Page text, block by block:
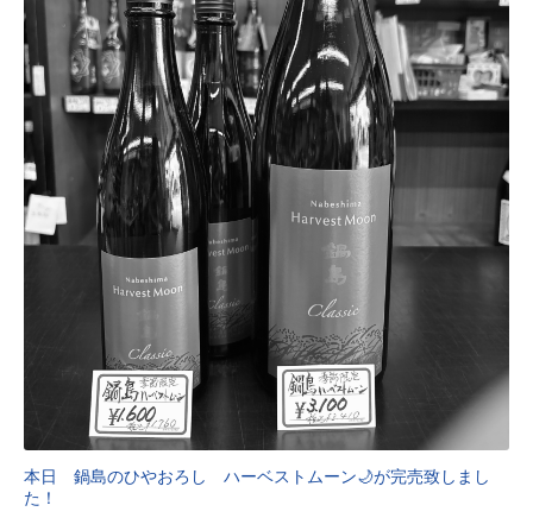
本日 鍋島のひやおろし ハーベストムーン🌙が完売致しまし
た！